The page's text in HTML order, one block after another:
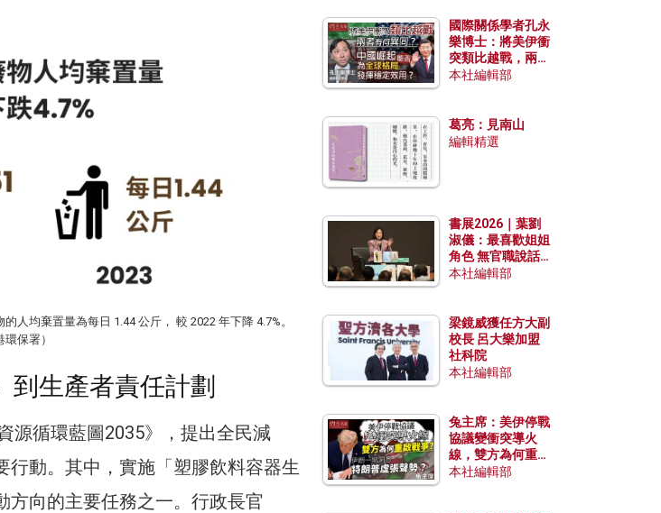
人均棄置量為每日 1.44 公斤， 較 2022 年下降 4.7%。
環保署）
到生產者責任計劃
源循環藍圖2035》，提出全民減
動。其中，實施「塑膠飲料容器生
方向的主要任務之一。行政長官
國際關係學者孔永
樂博士：將美伊衝
突類比越戰，兩者
有何異同？中國崛
本社編輯部
葛亮：見南山
編輯精選
書展2026｜葉劉
淑儀：最喜歡姐姐
角色 無官職說話
包袱少
本社編輯部
梁鏡威獲任方大副
校長 呂大樂加盟
社科院
本社編輯部
兔主席：美伊停戰
協議變衝突導火
線，雙方為何重啟
戰爭？伊朗一早洞
本社編輯部